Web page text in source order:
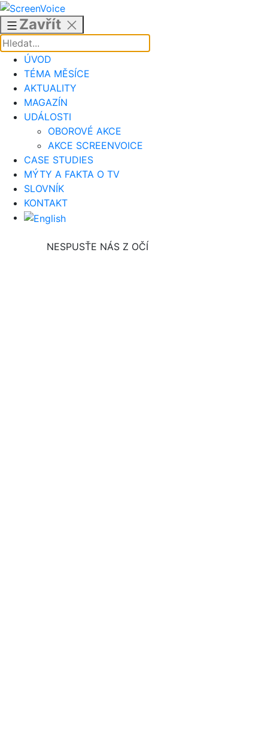
Přejít
obsahu
Zavřít
ÚVOD
TÉMA MĚSÍCE
AKTUALITY
MAGAZÍN
UDÁLOSTI
OBOROVÉ AKCE
AKCE SCREENVOICE
CASE STUDIES
MÝTY A FAKTA O TV
SLOVNÍK
KONTAKT
NESPUSŤE NÁS Z OČÍ